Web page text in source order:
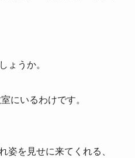
ょうか。
にいるわけです。
姿を見せに来てくれる、